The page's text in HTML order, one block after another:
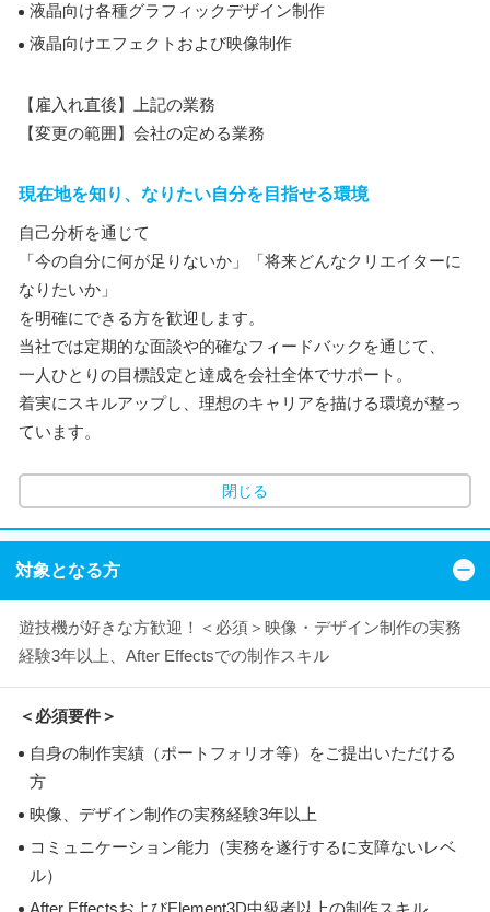
液晶向け各種グラフィックデザイン制作
液晶向けエフェクトおよび映像制作
【雇入れ直後】上記の業務
【変更の範囲】会社の定める業務
現在地を知り、なりたい自分を目指せる環境
自己分析を通じて
「今の自分に何が足りないか」「将来どんなクリエイターに
なりたいか」
を明確にできる方を歓迎します。
当社では定期的な面談や的確なフィードバックを通じて、
一人ひとりの目標設定と達成を会社全体でサポート。
着実にスキルアップし、理想のキャリアを描ける環境が整っ
ています。
閉じる
対象となる方
遊技機が好きな方歓迎！＜必須＞映像・デザイン制作の実務
経験3年以上、After Effectsでの制作スキル
＜必須要件＞
自身の制作実績（ポートフォリオ等）をご提出いただける
方
映像、デザイン制作の実務経験3年以上
コミュニケーション能力（実務を遂行するに支障ないレベ
ル）
After EffectsおよびElement3D中級者以上の制作スキル